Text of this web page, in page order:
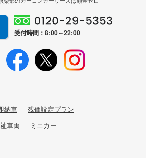
受付時間：8:00～22:00
納車
残価設定プラン
車両 ミニカー